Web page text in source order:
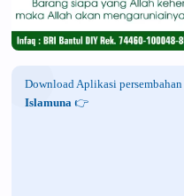
Download Aplikasi persembahan
Islamuna 👉